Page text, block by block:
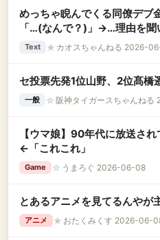
めっちゃ睨んでくる同僚デブ
「…(なんで？)」→…理由を聞
Text ★ カオスちゃんねる 2026-
セ投票先発1位山野、2位髙橋
一般 ☆ 阪神タイガースちゃんね
【ウマ娘】90年代に放送さ
←「これこれ」
Game ☆ うまろぐ 2026-06-08
とあるアニメを見てるんやが
アニメ ★ おたくみくす 2026-06-